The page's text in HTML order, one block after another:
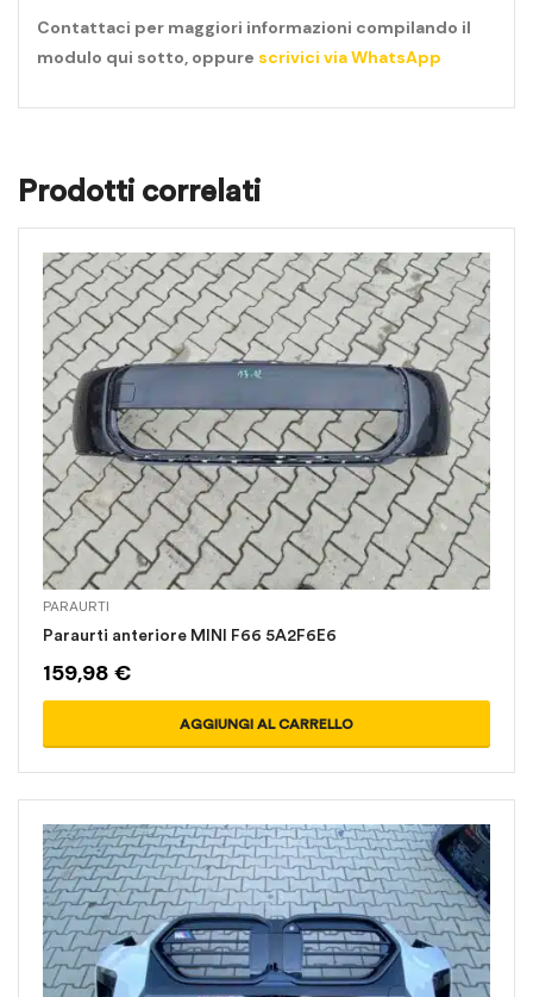
Contattaci per maggiori informazioni compilando il
modulo qui sotto, oppure scrivici via WhatsApp
Prodotti correlati
PARAURTI
Paraurti anteriore MINI F66 5A2F6E6
159,98 €
AGGIUNGI AL CARRELLO